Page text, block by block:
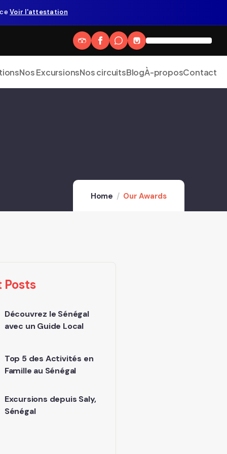
Voir l'attestation
Nos ExcursionsNos circuitsBlogÀ-proposContact
Home Our Awards
Posts
Découvrez le Sénégal
avec un Guide Local
Top 5 des Activités en
Famille au Sénégal
Excursions depuis Saly,
Sénégal